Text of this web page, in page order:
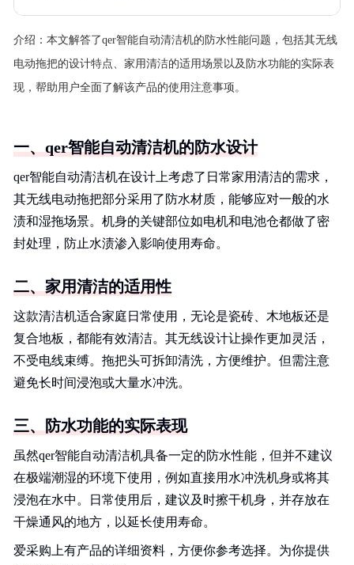
介绍： 本文解答了qer智能自动清洁机的防水性能问题，包括其无线
电动拖把的设计特点、家用清洁的适用场景以及防水功能的实际表
现，帮助用户全面了解该产品的使用注意事项。
一、qer智能自动清洁机的防水设计
qer智能自动清洁机在设计上考虑了日常家用清洁的需求，
其无线电动拖把部分采用了防水材质，能够应对一般的水
渍和湿拖场景。机身的关键部位如电机和电池仓都做了密
封处理，防止水渍渗入影响使用寿命。
二、家用清洁的适用性
这款清洁机适合家庭日常使用，无论是瓷砖、木地板还是
复合地板，都能有效清洁。其无线设计让操作更加灵活，
不受电线束缚。拖把头可拆卸清洗，方便维护。但需注意
避免长时间浸泡或大量水冲洗。
三、防水功能的实际表现
虽然qer智能自动清洁机具备一定的防水性能，但并不建议
在极端潮湿的环境下使用，例如直接用水冲洗机身或将其
浸泡在水中。日常使用后，建议及时擦干机身，并存放在
干燥通风的地方，以延长使用寿命。
爱采购上有产品的详细资料，方便你参考选择。为你提供